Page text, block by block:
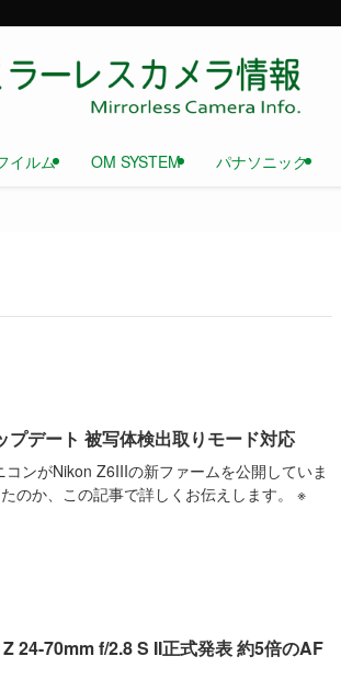
イルム OM SYSTEM パナソニック
デート 被写体検出取りモード対応
ンがNikon Z6IIIの新ファームを公開していま
のか、この記事で詳しくお伝えします。 ※
24-70mm f/2.8 S II正式発表 約5倍のAF